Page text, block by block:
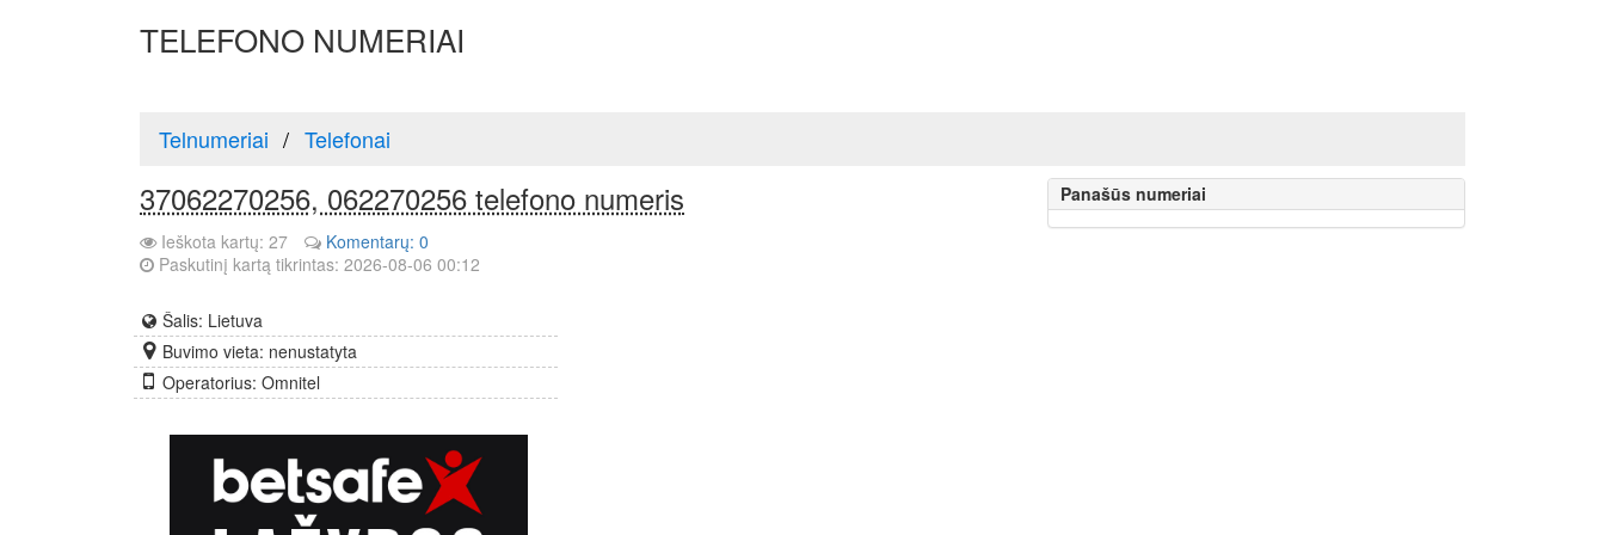
TELEFONO NUMERIAI
Telnumeriai Telefonai
37062270256, 062270256 telefono numeris
Ieškota kartų: 27
Komentarų: 0
Paskutinį kartą tikrintas: 2026-08-06 00:12
Šalis: Lietuva
Buvimo vieta: nenustatyta
Operatorius: Omnitel
Panašūs numeriai